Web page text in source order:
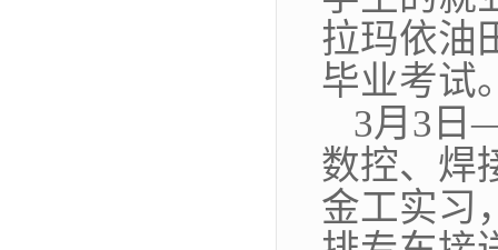
拉玛依油
毕业考试
3月 3 日
数控、焊
金工实习